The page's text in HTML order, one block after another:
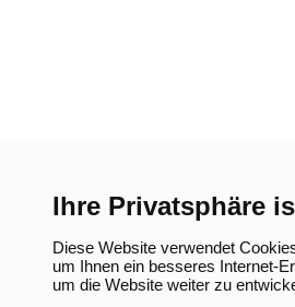
Ihre Privatsphäre
Diese Website verwendet
um Ihnen ein besseres Internet-
um die Website weiter zu